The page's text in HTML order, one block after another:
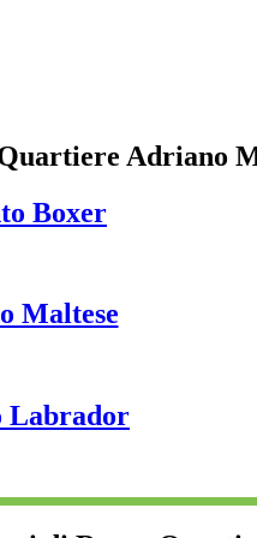
Adriano
Boxer
Maltese
Labrador